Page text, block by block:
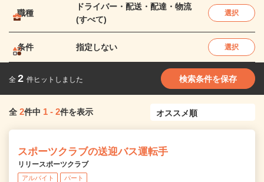
職種
ドライバー・配送・配達・物流
(すべて)
選択
条件 指定しない 選択
全 2 件ヒットしました 検索条件を保存
全 2件中 1 - 2件を表示
スポーツクラブの送迎バス運転手
リリースポーツクラブ
アルバイト パート